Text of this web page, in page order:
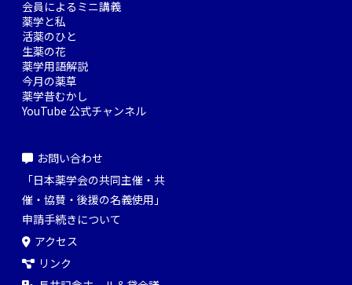
会員によるミニ講義
薬学と私
活薬のひと
生薬の花
薬学用語解説
今月の薬草
薬学昔むかし
YouTube 公式チャンネル
お問い合わせ
「日本薬学会の共同主催・共
催・協賛・後援の名義使用」
申請手続きについて
アクセス
リンク